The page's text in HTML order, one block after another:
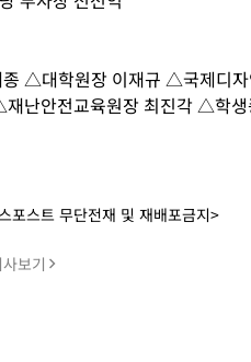
△대학원장 이재규 △국제디
난안전교육원장 최진각 △학생
포스트 무단전재 및 재배포금지>
보기